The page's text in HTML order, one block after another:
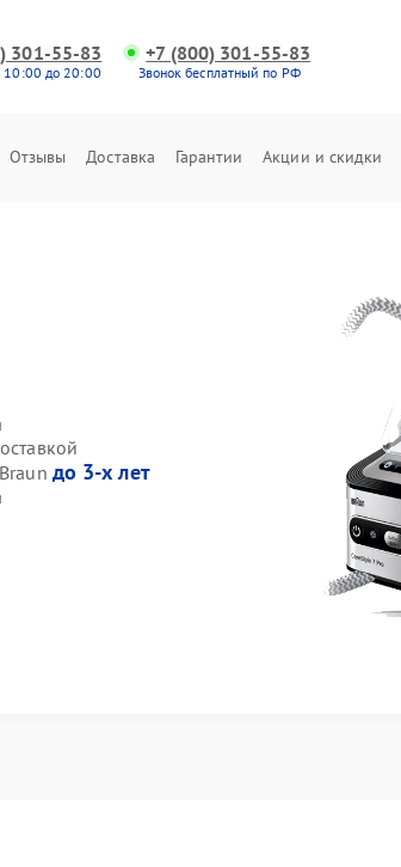
301-55-83
10:00 до 20:00
+7 (800) 301-55-83
Звонок бесплатный по РФ
Отзывы Доставка Гарантии Акции и скидки
до 3-х лет